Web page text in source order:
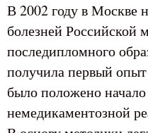
В 2002 году в Москве
болезней Российской
последипломного
получила первый
было положено
немедикаментозной